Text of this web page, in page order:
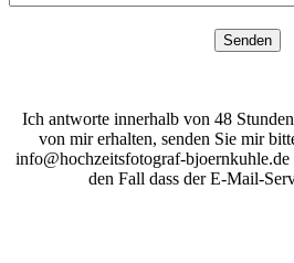
Ich antworte innerhalb von 48
von mir erhalten, senden Sie mir
info@hochzeitsfotograf-
den Fall dass der E-Mail-